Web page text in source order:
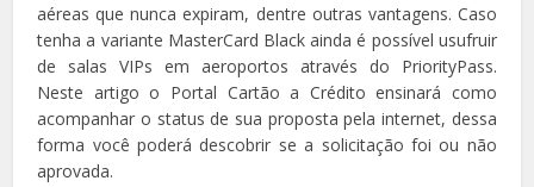
aéreas que nunca expiram, dentre outras vantagens. Caso
tenha a variante MasterCard Black ainda é possível usufruir
de salas VIPs em aeroportos através do PriorityPass.
Neste artigo o Portal Cartão a Crédito ensinará como
acompanhar o status de sua proposta pela internet, dessa
forma você poderá descobrir se a solicitação foi ou não
aprovada.